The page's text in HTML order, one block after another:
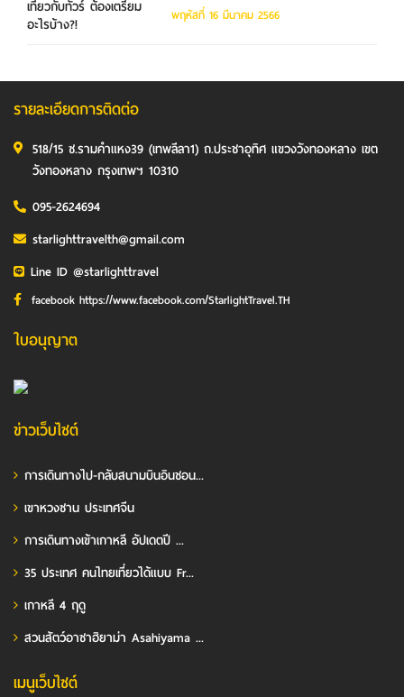
พฤหัสที่ 16 มีนาคม 2566
รายละเอียดการติดต่อ
518/15 ซ.รามคำแหง39 (เทพลีลา1) ถ.ประชาอุทิศ แขวงวังทองหลาง เขต
วังทองหลาง กรุงเทพฯ 10310
095-2624694
starlighttravelth@gmail.com
Line ID @starlighttravel
facebook https://www.facebook.com/StarlightTravel.TH
ใบอนุญาต
ข่าวเว็บไซต์
การเดินทางไป-กลับสนามบินอินชอน...
เขาหวงซาน ประเทศจีน
การเดินทางเข้าเกาหลี อัปเดตปี ...
35 ประเทศ คนไทยเที่ยวได้แบบ Fr...
เกาหลี 4 ฤดู
สวนสัตว์อาซาฮิยาม่า Asahiyama ...
เมนูเว็บไซต์